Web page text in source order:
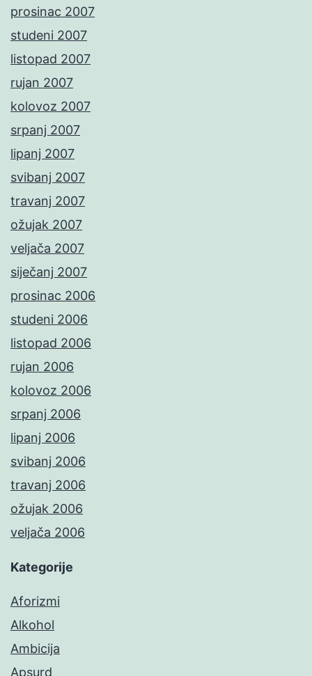
prosinac 2007
studeni 2007
listopad 2007
rujan 2007
kolovoz 2007
srpanj 2007
lipanj 2007
svibanj 2007
travanj 2007
ožujak 2007
veljača 2007
siječanj 2007
prosinac 2006
studeni 2006
listopad 2006
rujan 2006
kolovoz 2006
srpanj 2006
lipanj 2006
svibanj 2006
travanj 2006
ožujak 2006
veljača 2006
Kategorije
Aforizmi
Alkohol
Ambicija
Apsurd